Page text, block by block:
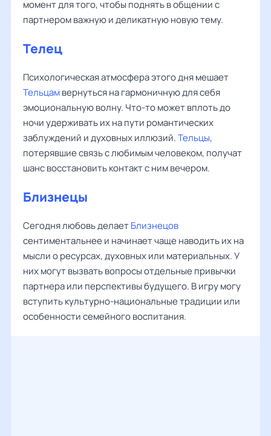
момент для того, чтобы поднять в общении с
партнером важную и деликатную новую тему.
Телец
Психологическая атмосфера этого дня мешает
Тельцамвернуться на гармоничную для себя
эмоциональную волну. Что-то может вплоть до
ночи удерживать их на пути романтических
заблуждений и духовных иллюзий.Тельцы,
потерявшие связь с любимым человеком, получат
шанс восстановить контакт с ним вечером.
Близнецы
Сегодня любовь делаетБлизнецов
сентиментальнее и начинает чаще наводить их на
мысли о ресурсах, духовных или материальных. У
них могут вызвать вопросы отдельные привычки
партнера или перспективы будущего. В игру могу
вступить культурно-национальные традиции или
особенности семейного воспитания.